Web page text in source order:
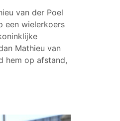
van der Poel
een wielerkoers
Mathieu van
hem op afstand,